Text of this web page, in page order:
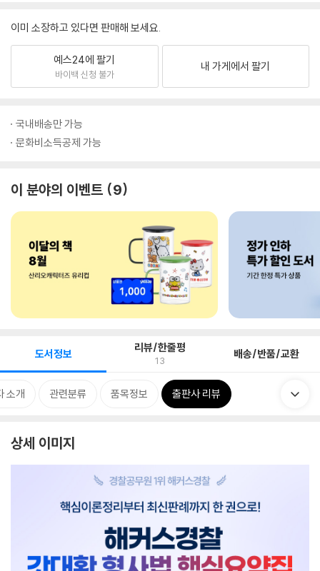
이미 소장하고 있다면 판매해 보세요.
예스24에 팔기
바이백 신청 불가
내 가게에서 팔기
국내배송만 가능
문화비소득공제 가능
이 분야의 이벤트 9
도서정보 리뷰/한줄평
13 배송/반품/교환
소개 관련분류 품목정보 출판사 리뷰
상세 이미지